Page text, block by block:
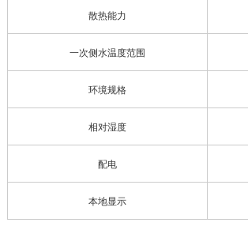
散热能力
一次侧水温度范围
环境规格
相对湿度
配电
本地显示